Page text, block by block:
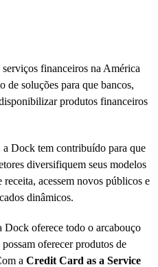
financeiros na América
de soluções para que bancos,
produtos financeiros
a Dock tem contribuído para que
diversifiquem seus modelos
acessem novos públicos e
dinâmicos.
Dock oferece todo o arcabouço
oferecer produtos de
a Credit Card as a Service